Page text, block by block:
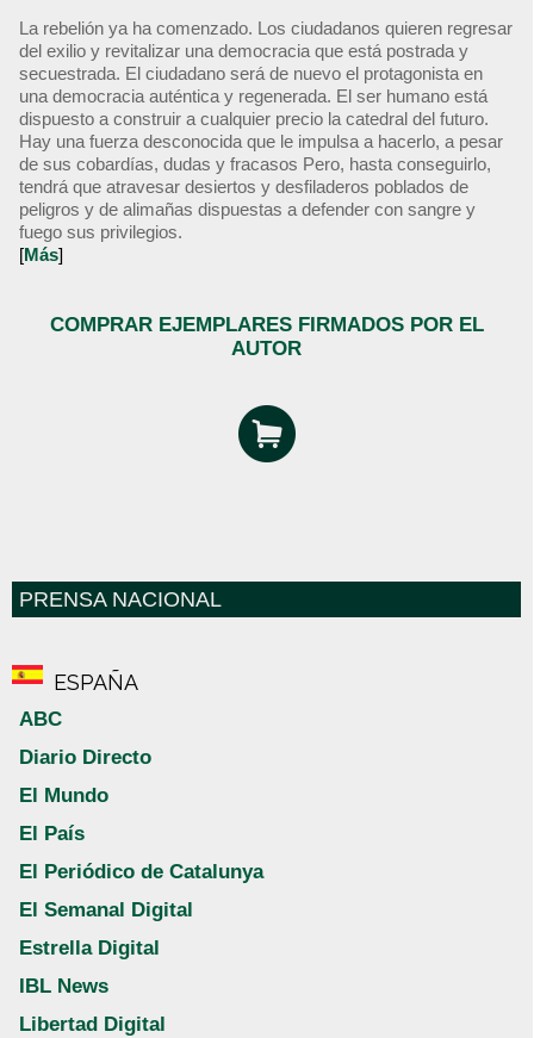
La rebelión ya ha comenzado. Los ciudadanos quieren regresar
del exilio y revitalizar una democracia que está postrada y
secuestrada. El ciudadano será de nuevo el protagonista en
una democracia auténtica y regenerada. El ser humano está
dispuesto a construir a cualquier precio la catedral del futuro.
Hay una fuerza desconocida que le impulsa a hacerlo, a pesar
de sus cobardías, dudas y fracasos Pero, hasta conseguirlo,
tendrá que atravesar desiertos y desfiladeros poblados de
peligros y de alimañas dispuestas a defender con sangre y
fuego sus privilegios.
[Más]
COMPRAR EJEMPLARES FIRMADOS POR EL
AUTOR
PRENSA NACIONAL
ESPAÑA
ABC
Diario Directo
El Mundo
El País
El Periódico de Catalunya
El Semanal Digital
Estrella Digital
IBL News
Libertad Digital